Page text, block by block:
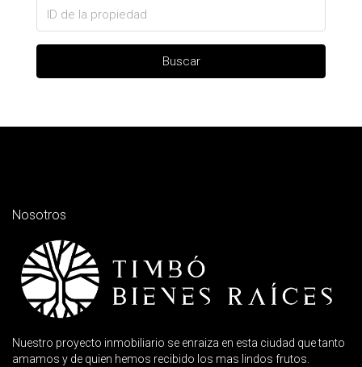
Buscar
Nosotros
Nuestro proyecto inmobiliario se enraiza en esta ciudad que tanto
amamos y de quien hemos recibido los mas lindos frutos.